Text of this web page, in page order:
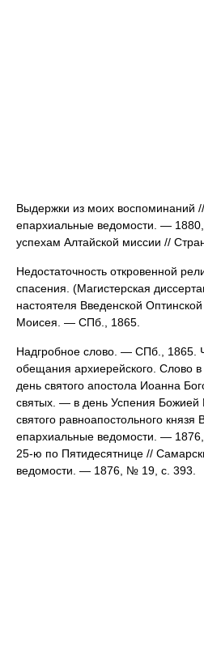
Выдержки из моих воспоминаний
епархиальные ведомости. —
успехам Алтайской миссии //
Недостаточность откровенной
спасения. (Магистерская
настоятеля Введенской
Моисея. — СПб., 1865.
Надгробное слово. — СПб., 1865.
обещания архиерейского. Слово
день святого апостола Иоанна
святых. — в день Успения
святого равноапостольного
епархиальные ведомости. —
25-ю по Пятидесятнице //
ведомости. — 1876, № 19, с. 393.